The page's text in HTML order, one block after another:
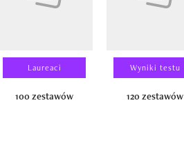
Laureaci
100 zestawów
Wyniki testu
120 zestawów